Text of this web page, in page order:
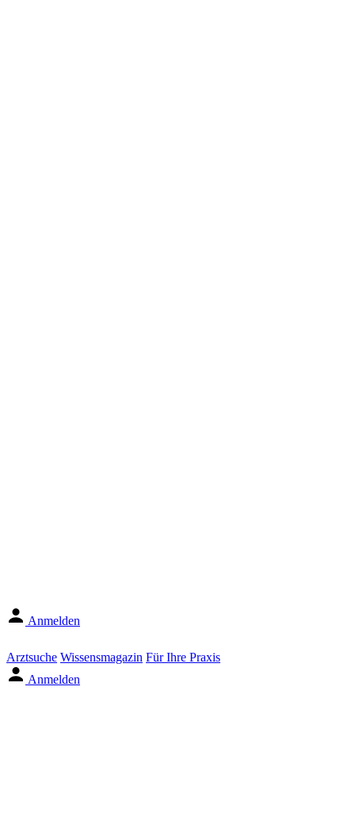
Anmelden
Arztsuche Wissensmagazin Für Ihre Praxis
Anmelden